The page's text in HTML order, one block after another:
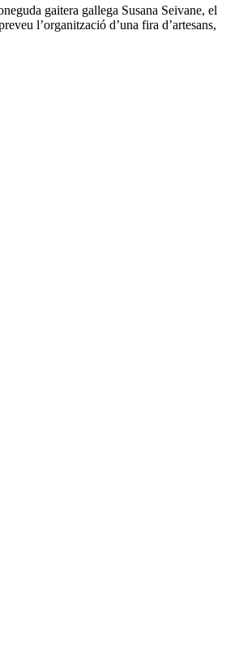
gaitera gallega Susana Seivane, el
l’organització d’una fira d’artesans,